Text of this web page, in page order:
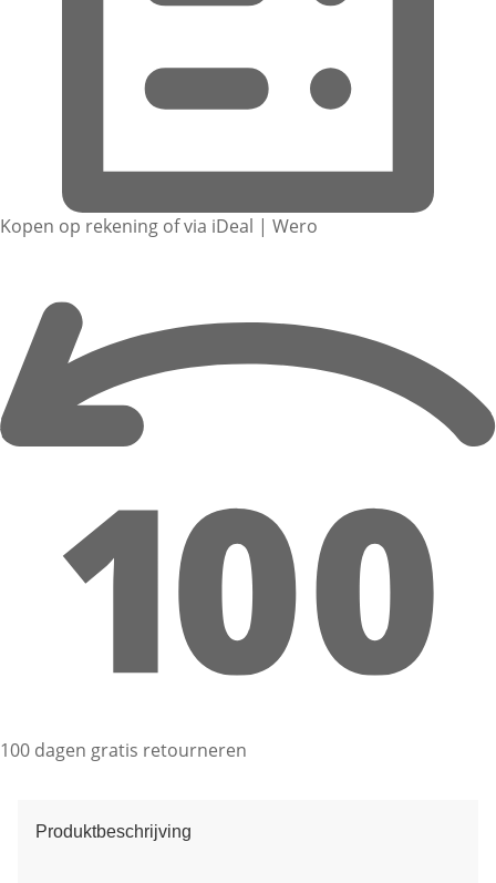
Kopen op rekening of via iDeal | Wero
100 dagen gratis retourneren
Produktbeschrijving